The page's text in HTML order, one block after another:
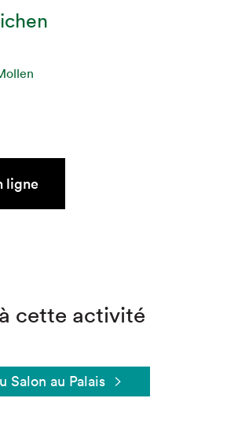
ligne
cette activité
Salon au Palais